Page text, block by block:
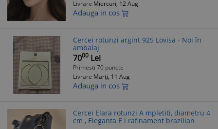
Livrare Miercuri, 12 Aug
Adauga in cos
Cercei rotunzi argint 925 Lovisa - Noi în
ambalaj
7000 Lei
Primesti 70 puncte
Livrare Marți, 11 Aug
Adauga in cos
Cercei Elara rotunzi A mpletiti, diametru 4
cm , Eleganta E i rafinament brazilian